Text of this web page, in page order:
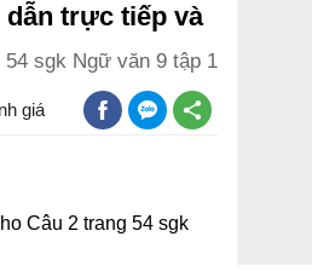
dẫn trực tiếp và
54 sgk Ngữ văn 9 tập 1
giá
Câu 2 trang 54 sgk